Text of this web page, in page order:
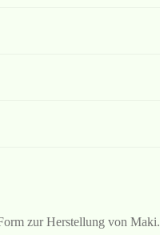
zur Herstellung von Maki.